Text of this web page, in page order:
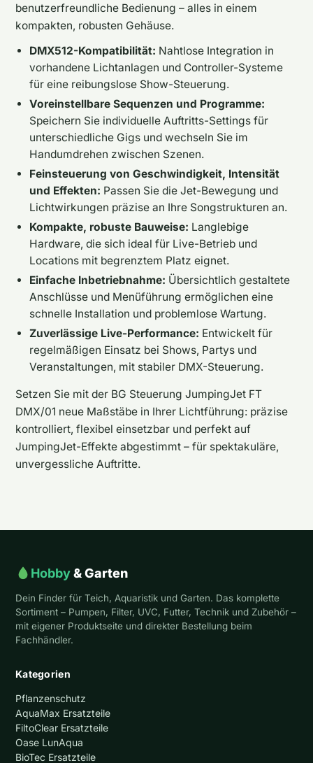
benutzerfreundliche Bedienung – alles in einem
kompakten, robusten Gehäuse.
DMX512-Kompatibilität: Nahtlose Integration in
vorhandene Lichtanlagen und Controller-Systeme
für eine reibungslose Show-Steuerung.
Voreinstellbare Sequenzen und Programme:
Speichern Sie individuelle Auftritts-Settings für
unterschiedliche Gigs und wechseln Sie im
Handumdrehen zwischen Szenen.
Feinsteuerung von Geschwindigkeit, Intensität
und Effekten: Passen Sie die Jet-Bewegung und
Lichtwirkungen präzise an Ihre Songstrukturen an.
Kompakte, robuste Bauweise: Langlebige
Hardware, die sich ideal für Live-Betrieb und
Locations mit begrenztem Platz eignet.
Einfache Inbetriebnahme: Übersichtlich gestaltete
Anschlüsse und Menüführung ermöglichen eine
schnelle Installation und problemlose Wartung.
Zuverlässige Live-Performance: Entwickelt für
regelmäßigen Einsatz bei Shows, Partys und
Veranstaltungen, mit stabiler DMX-Steuerung.
Setzen Sie mit der BG Steuerung JumpingJet FT
DMX/01 neue Maßstäbe in Ihrer Lichtführung: präzise
kontrolliert, flexibel einsetzbar und perfekt auf
JumpingJet-Effekte abgestimmt – für spektakuläre,
unvergessliche Auftritte.
Hobby& Garten
Dein Finder für Teich, Aquaristik und Garten. Das komplette
Sortiment – Pumpen, Filter, UVC, Futter, Technik und Zubehör –
mit eigener Produktseite und direkter Bestellung beim
Fachhändler.
Kategorien
Pflanzenschutz
AquaMax Ersatzteile
FiltoClear Ersatzteile
Oase LunAqua
BioTec Ersatzteile